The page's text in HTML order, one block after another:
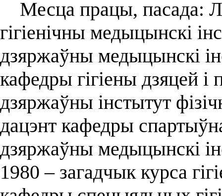
Месца працы, пасада:
гігіенічны медыцынскі
дзяржаўны медыцынскі
кафедры гігіены дзяцей і
дзяржаўны інстытут
дацэнт кафедры
дзяржаўны медыцынскі
1980 – загадчык курса